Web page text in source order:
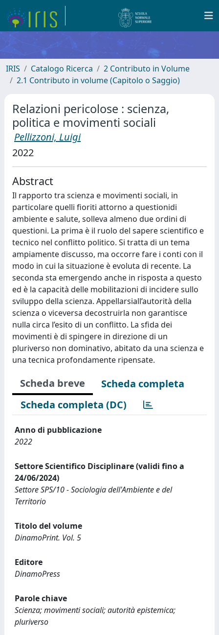
IRIS Catalogo Ricerca
2 Contributo in Volume
2.1 Contributo in volume (Capitolo o Saggio)
Relazioni pericolose : scienza,
politica e movimenti sociali
Pellizzoni, Luigi
2022
Abstract
Il rapporto tra scienza e movimenti sociali, in
particolare quelli fioriti attorno a questionidi
ambiente e salute, solleva almeno due ordini di
questioni. La prima è il ruolo del sapere scientifico e
tecnico nel conflitto politico. Si tratta di un tema
ampiamente discusso, ma occorre fare i conti con il
modo in cui la situazione è evoluta di recente. La
seconda sta emergendo anche in risposta a questo
ed è la capacità delle mobilitazioni di incidere sullo
sviluppo della scienza. Appellarsiall’autorità della
scienza o viceversa decostruirla non garantisce
nulla circa l’esito di un conflitto. La sfida dei
movimenti è di spingere in direzione di un
pluriverso non dominativo, abitato da una scienza e
una tecnica profondamente ripensate.
Scheda breve
Scheda completa
Scheda completa (DC)
Anno di pubblicazione
2022
Settore Scientifico Disciplinare (validi fino a
24/06/2024)
Settore SPS/10 - Sociologia dell'Ambiente e del
Territorio
Titolo del volume
DinamoPrint. Vol. 5
Editore
DinamoPress
Parole chiave
Scienza; movimenti sociali; autorità epistemica;
pluriverso